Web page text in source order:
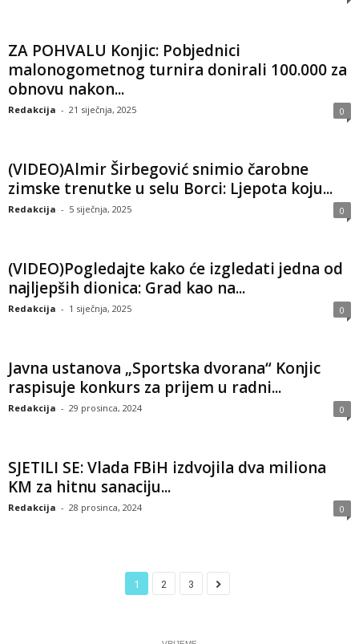
ZA POHVALU Konjic: Pobjednici
malonogometnog turnira donirali 100.000 za
obnovu nakon...
Redakcija - 21 siječnja, 2025 0
(VIDEO)Almir Širbegović snimio čarobne
zimske trenutke u selu Borci: Ljepota koju...
Redakcija - 5 siječnja, 2025 0
(VIDEO)Pogledajte kako će izgledati jedna od
najljepših dionica: Grad kao na...
Redakcija - 1 siječnja, 2025 0
Javna ustanova „Sportska dvorana“ Konjic
raspisuje konkurs za prijem u radni...
Redakcija - 29 prosinca, 2024 0
SJETILI SE: Vlada FBiH izdvojila dva miliona
KM za hitnu sanaciju...
Redakcija - 28 prosinca, 2024 0
1 2 3